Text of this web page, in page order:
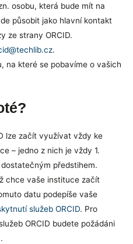
osobu, která bude mít na
působit jako hlavní kontakt
ze strany ORCID.
.
na které se pobavíme o vašich
lze začít využívat vždy ke
– jedno z nich je vždy 1.
předstihem.
chce vaše instituce začít
datu podepíše vaše
služeb ORCID. Pro
ORCID budete požádáni